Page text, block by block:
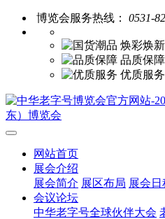
博览会服务热线： 0531-
品质保障
优质服务
网站首页
展会介绍
展会简介 展区布局 展会日
会议论坛
中华老字号全球伙伴大会